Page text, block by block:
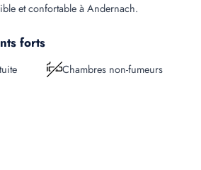
et confortable à Andernach.
forts
Chambres non-fumeurs